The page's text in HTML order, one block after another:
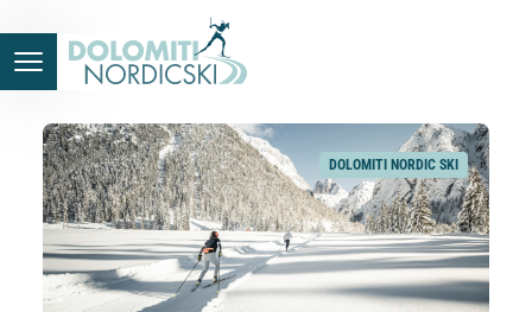
DOLOMITI NORDIC SKI